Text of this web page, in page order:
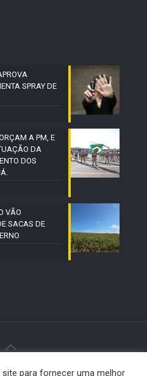
SPRAY DE
A PM, E
DA
DOS
VÃO
SACAS DE
para fornecer uma melhor